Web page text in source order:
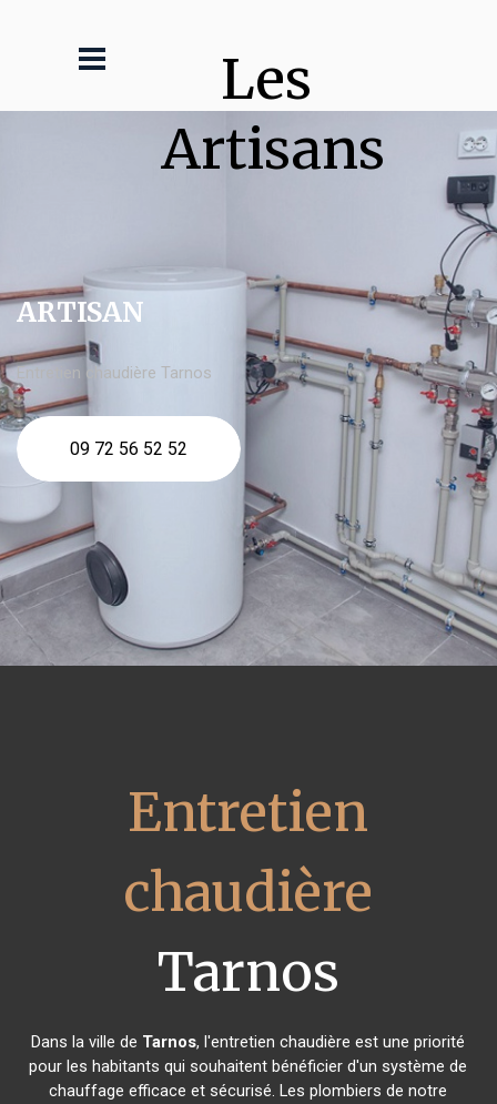
Les
Artisans
ARTISAN
Entretien chaudière Tarnos
09 72 56 52 52
Entretien
chaudière
Tarnos
Dans la ville de Tarnos, l'entretien chaudière est une priorité
pour les habitants qui souhaitent bénéficier d'un système de
chauffage efficace et sécurisé. Les plombiers de notre